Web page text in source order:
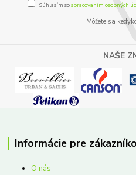
Súhlasím sospracovaním osobných
Môžete sa
NAŠE
Informácie pre
O nás